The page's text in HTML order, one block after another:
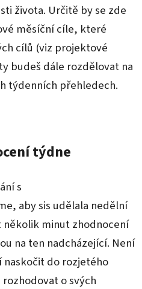
života. Určitě by se zde
měsíční cíle, které
cílů (viz projektové
budeš dále rozdělovat na
týdenních přehledech.
týdne
s
aby sis udělala nedělní
minut zhodnocení
na ten nadcházející. Není
naskočit do rozjetého
o svých